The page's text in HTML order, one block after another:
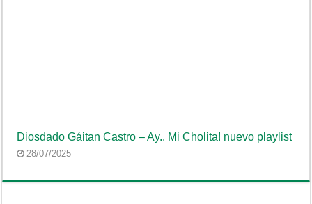
Diosdado Gáitan Castro – Ay.. Mi Cholita! nuevo playlist
28/07/2025